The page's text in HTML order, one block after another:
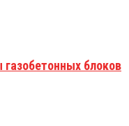
блоков